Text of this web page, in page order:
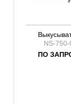
NS-750-
ПО